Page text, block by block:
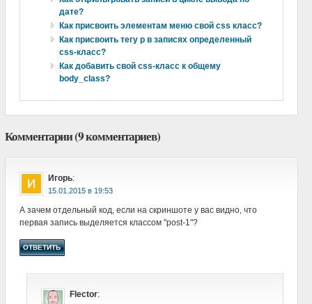
дате?
Как присвоить элементам меню свой css класс?
Как присвоить тегу p в записях определенный
css-класс?
Как добавить свой css-класс к общему
body_class?
Комментарии (9 комментариев)
Игорь:
в
А зачем отдельный код, если на скриншоте у вас видно, что
первая запись выделяется классом "post-1"?
ОТВЕТИТЬ
Flector: